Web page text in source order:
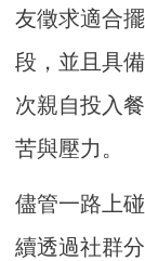
友徵求適合
段，並且具
次親自投入
苦與壓力。
儘管一路上
續透過社群